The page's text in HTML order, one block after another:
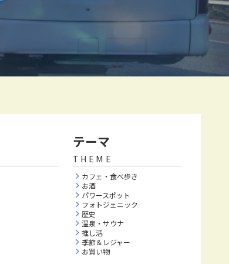
テーマ
THEME
カフェ・食べ歩き
お酒
パワースポット
フォトジェニック
歴史
温泉・サウナ
推し活
季節＆レジャー
お買い物